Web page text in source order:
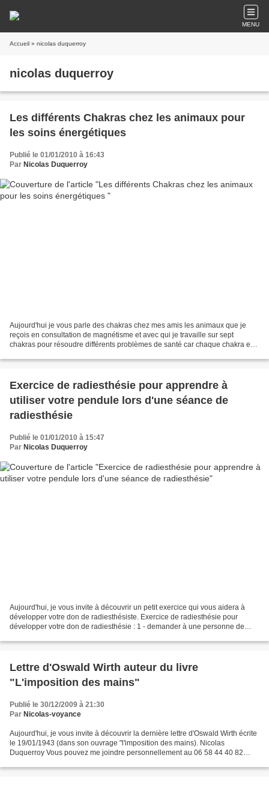
MENU
Accueil » nicolas duquerroy
nicolas duquerroy
Les différents Chakras chez les animaux pour
les soins énergétiques
Publié le 01/01/2010 à 16:43
Par Nicolas Duquerroy
Aujourd'hui je vous parle des chakras chez mes amis les animaux que je
reçois en consultation de magnétisme et avec qui je travaille sur sept
chakras pour résoudre différents problèmes de santé car chaque chakra est
Exercice de radiesthésie pour apprendre à
utiliser votre pendule lors d'une séance de
radiesthésie
Publié le 01/01/2010 à 15:47
Par Nicolas Duquerroy
Aujourd'hui, je vous invite à découvrir un petit exercice qui vous aidera à
développer votre don de radiesthésiste. Exercice de radiesthésie pour
développer votre don de radiesthésie : 1 - demander à une personne de
Lettre d'Oswald Wirth auteur du livre
"L'imposition des mains"
Publié le 30/12/2009 à 21:30
Par Nicolas-voyance
Aujourd'hui, je vous invite à découvrir la dernière lettre d'Oswald Wirth écrite
le 19/01/1943 (dans son ouvrage "l'imposition des mains). Nicolas
Duquerroy Vous pouvez me joindre personnellement au 06 58 44 40 82